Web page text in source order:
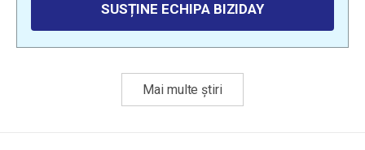
SUSȚINE ECHIPA BIZIDAY
Mai multe știri